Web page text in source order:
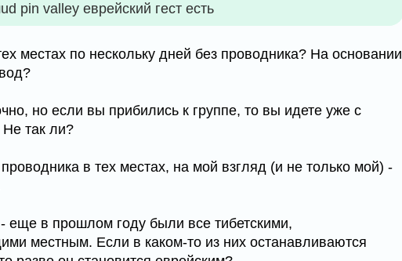
pin valley еврейский гест есть
местах по нескольку дней без проводника? На основании
но если вы прибились к группе, то вы идете уже с
так ли?
в тех местах, на мой взгляд (и не только мой) -
еще в прошлом году были все тибетскими,
местным. Если в каком-то из них останавливаются